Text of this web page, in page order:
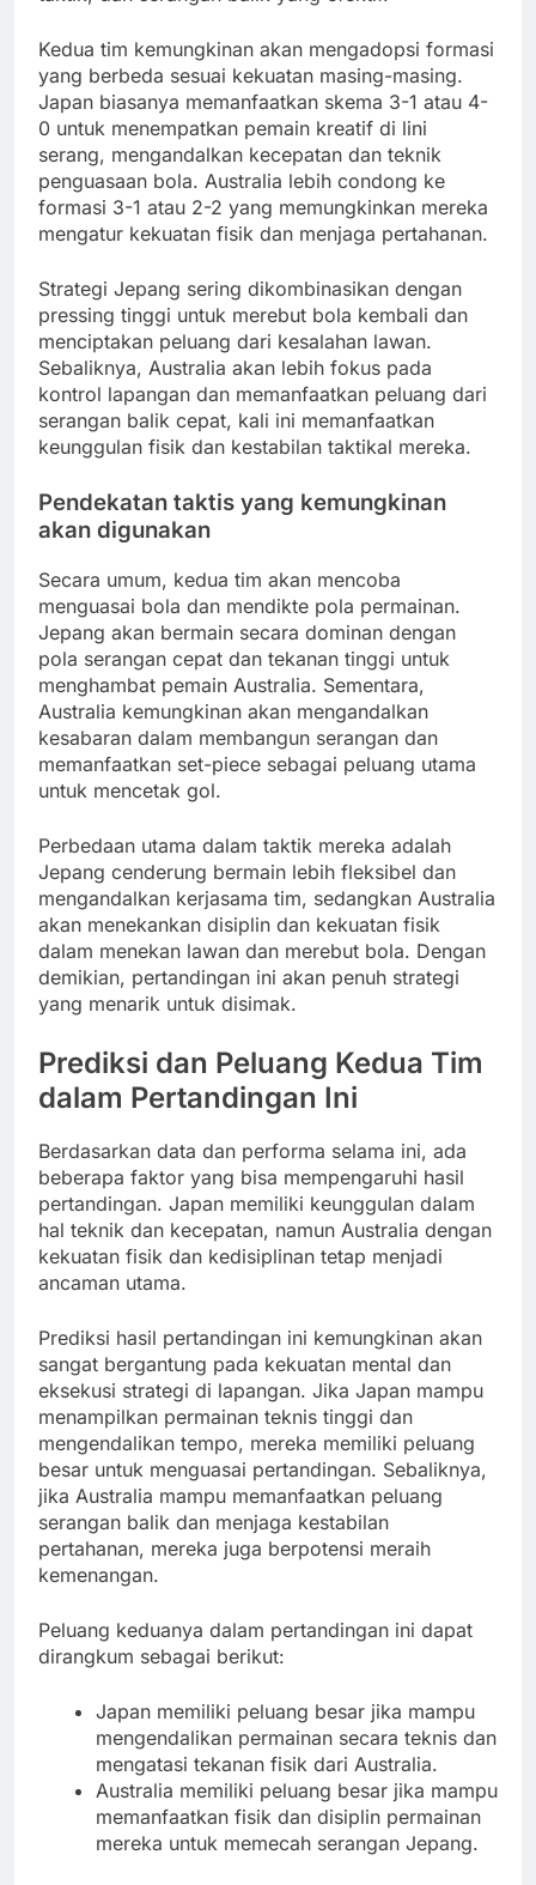
Kedua tim kemungkinan akan mengadopsi formasi
yang berbeda sesuai kekuatan masing-masing.
Japan biasanya memanfaatkan skema 3-1 atau 4-
0 untuk menempatkan pemain kreatif di lini
serang, mengandalkan kecepatan dan teknik
penguasaan bola. Australia lebih condong ke
formasi 3-1 atau 2-2 yang memungkinkan mereka
mengatur kekuatan fisik dan menjaga pertahanan.
Strategi Jepang sering dikombinasikan dengan
pressing tinggi untuk merebut bola kembali dan
menciptakan peluang dari kesalahan lawan.
Sebaliknya, Australia akan lebih fokus pada
kontrol lapangan dan memanfaatkan peluang dari
serangan balik cepat, kali ini memanfaatkan
keunggulan fisik dan kestabilan taktikal mereka.
Pendekatan taktis yang kemungkinan
akan digunakan
Secara umum, kedua tim akan mencoba
menguasai bola dan mendikte pola permainan.
Jepang akan bermain secara dominan dengan
pola serangan cepat dan tekanan tinggi untuk
menghambat pemain Australia. Sementara,
Australia kemungkinan akan mengandalkan
kesabaran dalam membangun serangan dan
memanfaatkan set-piece sebagai peluang utama
untuk mencetak gol.
Perbedaan utama dalam taktik mereka adalah
Jepang cenderung bermain lebih fleksibel dan
mengandalkan kerjasama tim, sedangkan Australia
akan menekankan disiplin dan kekuatan fisik
dalam menekan lawan dan merebut bola. Dengan
demikian, pertandingan ini akan penuh strategi
yang menarik untuk disimak.
Prediksi dan Peluang Kedua Tim
dalam Pertandingan Ini
Berdasarkan data dan performa selama ini, ada
beberapa faktor yang bisa mempengaruhi hasil
pertandingan. Japan memiliki keunggulan dalam
hal teknik dan kecepatan, namun Australia dengan
kekuatan fisik dan kedisiplinan tetap menjadi
ancaman utama.
Prediksi hasil pertandingan ini kemungkinan akan
sangat bergantung pada kekuatan mental dan
eksekusi strategi di lapangan. Jika Japan mampu
menampilkan permainan teknis tinggi dan
mengendalikan tempo, mereka memiliki peluang
besar untuk menguasai pertandingan. Sebaliknya,
jika Australia mampu memanfaatkan peluang
serangan balik dan menjaga kestabilan
pertahanan, mereka juga berpotensi meraih
kemenangan.
Peluang keduanya dalam pertandingan ini dapat
dirangkum sebagai berikut:
Japan memiliki peluang besar jika mampu
mengendalikan permainan secara teknis dan
mengatasi tekanan fisik dari Australia.
Australia memiliki peluang besar jika mampu
memanfaatkan fisik dan disiplin permainan
mereka untuk memecah serangan Jepang.